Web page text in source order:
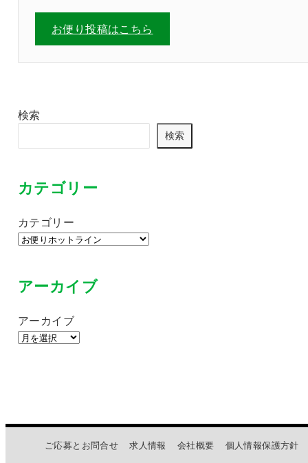
お便り投稿はこちら
検索
検索
カテゴリー
カテゴリー
アーカイブ
アーカイブ
ご応募とお問合せ 求人情報 会社概要
個人情報保護方針